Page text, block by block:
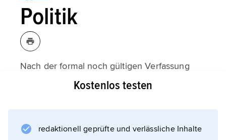
Politik
Nach der formal noch gültigen Verfassung
vom 16.8.1960 ist Zypern eine präsidiale
verwaltungsmäßig getrennten Teilen, dem
Kostenlos testen
redaktionell geprüfte und verlässliche Inhalte